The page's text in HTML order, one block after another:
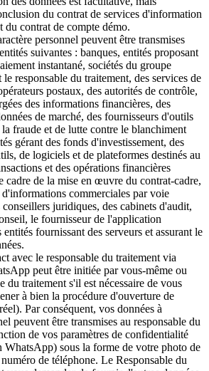
du contrat de services d'information
du contrat de compte démo.
personnel peuvent être transmises
suivantes : banques, entités proposant
instantané, sociétés du groupe
responsable du traitement, des services de
postaux, des autorités de contrôle,
des informations financières, des
de marché, des fournisseurs d'outils
fraude et de lutte contre le blanchiment
gérant des fonds d'investissement, des
de logiciels et de plateformes destinés au
et des opérations financières
cadre de la mise en œuvre du contrat-cadre,
commerciales par voie
juridiques, des cabinets d'audit,
le fournisseur de l'application
fournissant des serveurs et assurant le
avec le responsable du traitement via
peut être initiée par vous-même ou
du traitement s'il est nécessaire de vous
à bien la procédure d'ouverture de
Par conséquent, vos données à
peuvent être transmises au responsable du
de vos paramètres de confidentialité
WhatsApp) sous la forme de votre photo de
de téléphone. Le Responsable du